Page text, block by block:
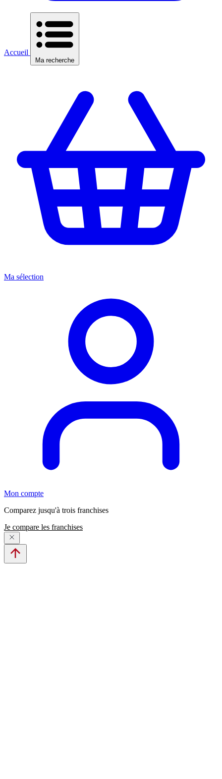
Accueil
Ma recherche
Ma sélection
Mon compte
Comparez jusqu'à trois franchises
Je compare les franchises